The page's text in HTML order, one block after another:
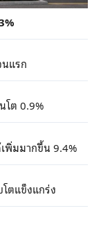
แรก
โต 0.9%
พิ่มมากขึ้น 9.4%
ตแข็งแกร่ง